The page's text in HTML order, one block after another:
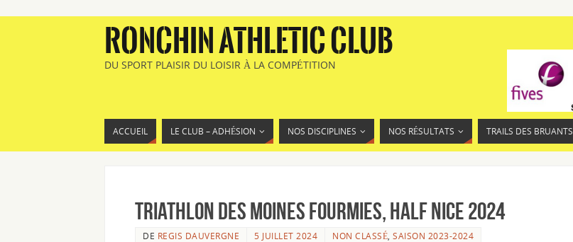
RONCHIN ATHLETIC CLUB
DU SPORT PLAISIR DU LOISIR À LA COMPÉTITION
ACCUEIL LE CLUB – ADHÉSION NOS DISCIPLINES NOS RÉSULTATS TRAILS DES BRUANTS
Triathlon des Moines FOURMIES, Half NICE 2024
DE REGIS DAUVERGNE 5 JUILLET 2024 NON CLASSÉ SAISON 2023-2024